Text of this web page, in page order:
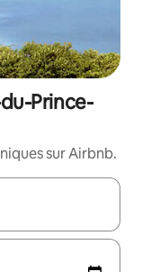
Prince-
sur Airbnb.
les en utilisant